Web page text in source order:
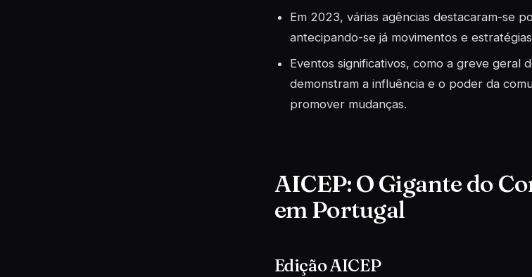
Em 2023, várias agências destacaram-se
antecipando-se já movimentos e
Eventos significativos, como a greve geral
demonstram a influência e o poder da
promover mudanças.
AICEP: O Gigante do
em Portugal
Edição AICEP